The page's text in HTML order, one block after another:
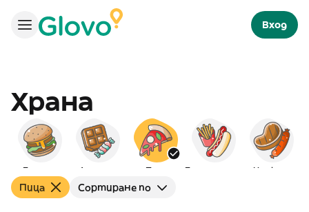
Вход
Храна
Бургери Десерти Пица На скара
Пица Сортиране по